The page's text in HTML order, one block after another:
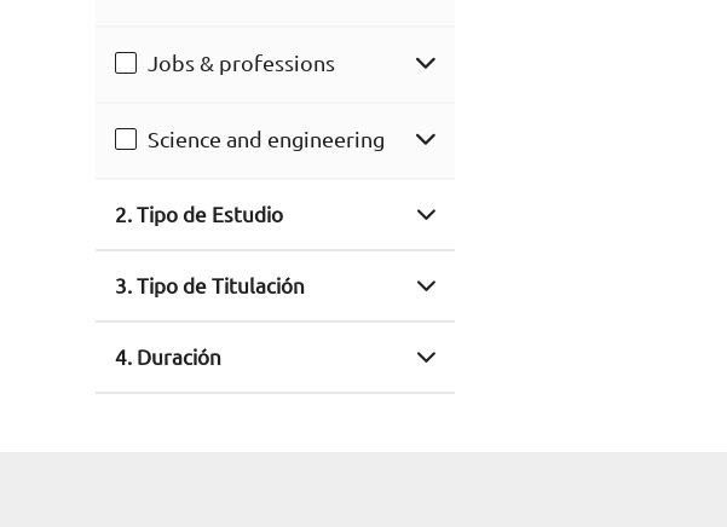
Jobs & professions
Science and engineering
2. Tipo de Estudio
3. Tipo de Titulación
4. Duración